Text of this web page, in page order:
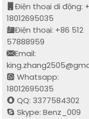
Điện thoại di động:
18012695035
Điện thoại: +86 512
57888959
Email:
Whatsapp:
18012695035
QQ: 3377584302
Skype: Benz_009